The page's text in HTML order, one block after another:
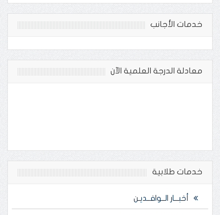
خدمات الأجانب
معادلة الدرجة العلمية الآن
خدمات طلابية
أخبـــار الــوافــديـن